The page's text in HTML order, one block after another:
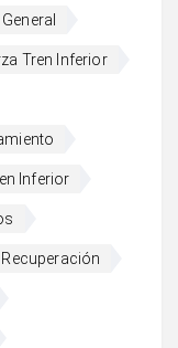
Tren Inferior
Inferior
Recuperación